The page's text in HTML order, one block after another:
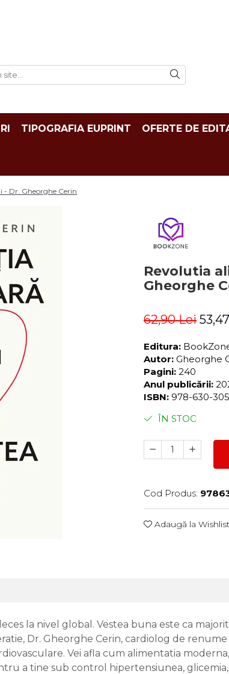
TIPOGRAFIA EUPRINT OFERTE DE
- Dr. Gheorghe Cerin
Revolutia
Gheorghe
62,90 Lei
Editura:
Autor: Gheorghe
Pagini: 240
Anul publicării:
ISBN: 978-630-
ÎN STOC
Cod Produs:
Adaugă la Wishlist
la nivel global. Vestea buna este ca
Dr. Gheorghe Cerin, cardiolog de
Vei afla cum alimentatia
a tine sub control hipertensiunea,